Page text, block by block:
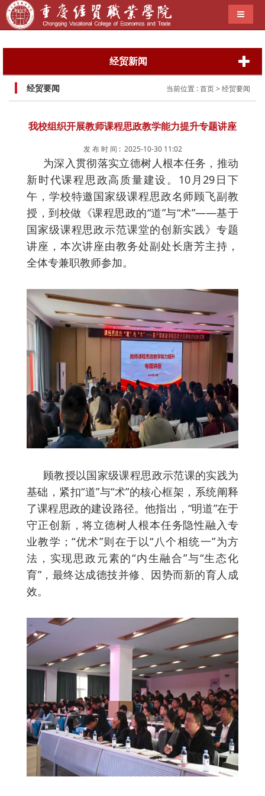
导航切
经贸新闻
经贸要闻 当前位置 :首页> 经贸要闻
我校组织开展教师课程思政教学能力提升专题讲座
发 布 时 间 : 2025-10-30 11:02
为深入贯彻落实立德树人根本任务，推动
新时代课程思政高质量建设。10月29日下
午，学校特邀国家级课程思政名师顾飞副教
授，到校做《课程思政的“道”与“术”——基于
国家级课程思政示范课堂的创新实践》专题
讲座，本次讲座由教务处副处长唐芳主持，
全体专兼职教师参加。
顾教授以国家级课程思政示范课的实践为
基础，紧扣“道”与“术”的核心框架，系统阐释
了课程思政的建设路径。他指出，“明道”在于
守正创新，将立德树人根本任务隐性融入专
业教学；“优术”则在于以“八个相统一”为方
法，实现思政元素的“内生融合”与“生态化
育”，最终达成德技并修、因势而新的育人成
效。